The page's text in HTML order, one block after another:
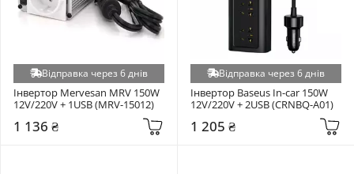
Відправка через 6 днів
Інвертор Mervesan MRV 150W
12V/220V + 1USB (MRV-15012)
1 136 ₴
Відправка через 6 днів
Інвертор Baseus In-car 150W
12V/220V + 2USB (CRNBQ-A01)
1 205 ₴